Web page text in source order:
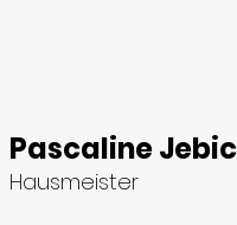
Pascaline
Hausmeister